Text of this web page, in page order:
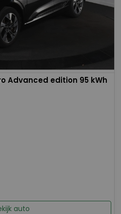
Advanced edition 95 kWh
auto